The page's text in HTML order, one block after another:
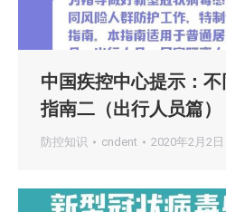
中国疾控中心提示：
指南二（出行人员篇）
防控知识 cndent 2020年2月2日